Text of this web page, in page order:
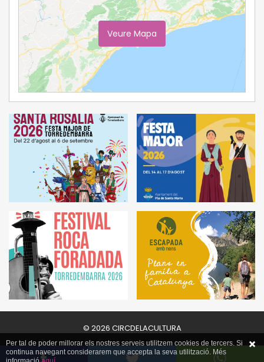
Veure Mapa
© 2026 CIRCDELACULTURA
Per tal de poder millorar els nostres serveis utilitzem cookies de tercers. Si
continua navegant considerarem que accepta la seva utilització. Més